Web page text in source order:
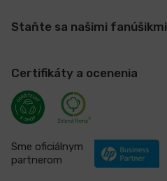
Staňte sa našimi fanúšikmi
Certifikáty a ocenenia
Sme oficiálnym
partnerom